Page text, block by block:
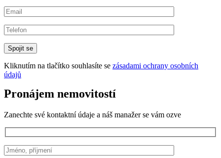
Kliknutím na tlačítko souhlasíte se zásadami ochrany osobních
údajů
Pronájem nemovitostí
Zanechte své kontaktní údaje a náš manažer se vám ozve